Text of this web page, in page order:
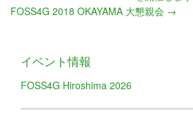
FOSS4G 2018 OKAYAMA 大懇親会 →
イベント情報
FOSS4G Hiroshima 2026